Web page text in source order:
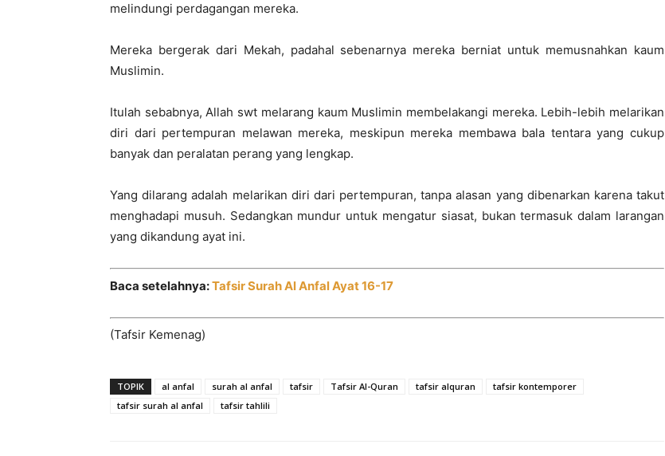
melindungi perdagangan mereka.
Mereka bergerak dari Mekah, padahal sebenarnya mereka berniat untuk memusnahkan kaum
Muslimin.
Itulah sebabnya, Allah swt melarang kaum Muslimin membelakangi mereka. Lebih-lebih melarikan
diri dari pertempuran melawan mereka, meskipun mereka membawa bala tentara yang cukup
banyak dan peralatan perang yang lengkap.
Yang dilarang adalah melarikan diri dari pertempuran, tanpa alasan yang dibenarkan karena takut
menghadapi musuh. Sedangkan mundur untuk mengatur siasat, bukan termasuk dalam larangan
yang dikandung ayat ini.
Baca setelahnya:Tafsir Surah Al Anfal Ayat 16-17
(Tafsir Kemenag)
TOPIK al anfal surah al anfal tafsir Tafsir Al-Quran tafsir alquran
tafsir kontemporer
tafsir surah al anfal
tafsir tahlili